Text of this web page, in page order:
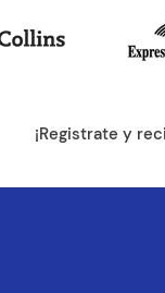
Tu ubicación
¡Registrate y